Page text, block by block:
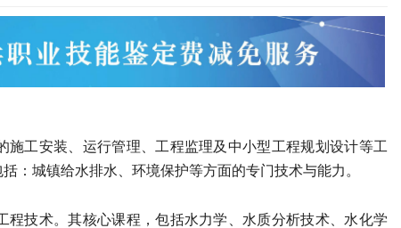
工安装、运行管理、工程监理及中小型工程规划设计等工
：城镇给水排水、环境保护等方面的专门技术与能力。
技术。其核心课程，包括水力学、水质分析技术、水化学